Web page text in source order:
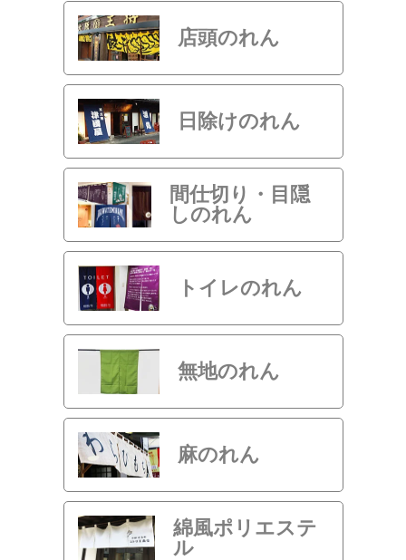
店頭のれん
日除けのれん
間仕切り・目隠
しのれん
トイレのれん
無地のれん
麻のれん
綿風ポリエステ
ル